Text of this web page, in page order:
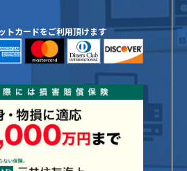
トカードをご利用頂けます